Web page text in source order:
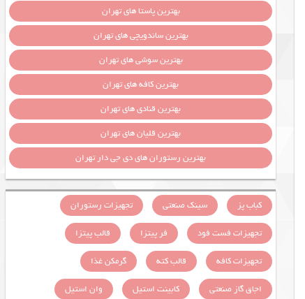
بهترین پاستا های تهران
بهترین ساندویچی های تهران
بهترین سوشی های تهران
بهترین کافه های تهران
بهترین قنادی های تهران
بهترین قلیان های تهران
بهترین رستوران های دی جی دار تهران
کباب پز سینک صنعتی
تجهیزات رستوران
تجهیزات فست فود
فر پیتزا
قالب پیتزا
تجهیزات کافه
قالب کته
گرمکن غذا
اجاق گاز صنعتی
کابینت استیل
وان استیل